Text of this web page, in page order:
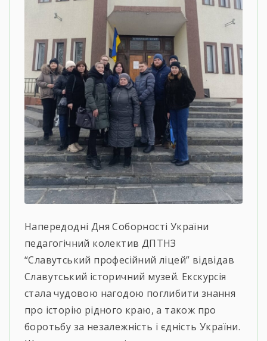
Напередодні Дня Соборності України
педагогічний колектив ДПТНЗ
“Славутський професійний ліцей” відвідав
Славутський історичний музей. Екскурсія
стала чудовою нагодою поглибити знання
про історію рідного краю, а також про
боротьбу за незалежність і єдність України.